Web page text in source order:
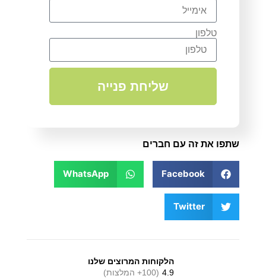
טלפון
שליחת פנייה
שתפו את זה עם חברים
Facebook
WhatsApp
Twitter
הלקוחות המרוצים שלנו
4.9 (100+ המלצות)